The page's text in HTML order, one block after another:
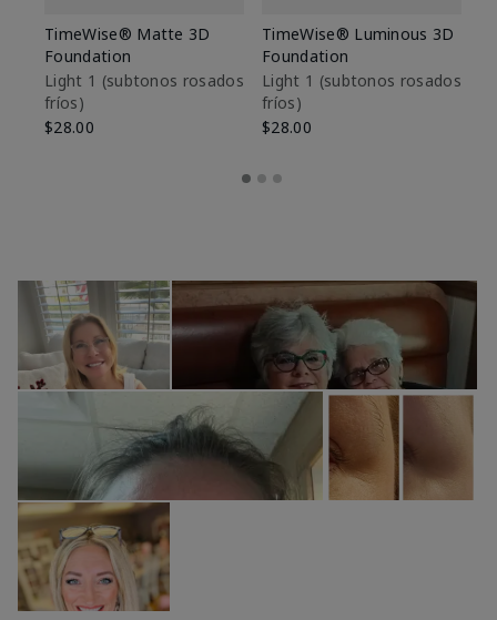
TimeWise® Matte 3D
Foundation
Light 1​ (subtonos rosados
fríos)
$28.00
TimeWise® Luminous 3D
Foundation
Light 1​ (subtonos rosados
fríos)
$28.00